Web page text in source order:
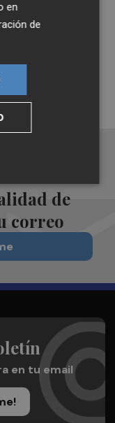
de
de
correo
en tu email
en
de